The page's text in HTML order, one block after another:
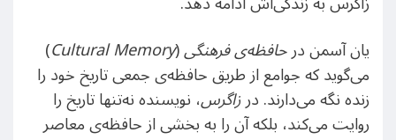
یان آسمن درحافظه‌ی فرهنگی(
Cultural Memory
)
می‌گوید که جوامع از طریق حافظه‌ی جمعی تاریخ خود را
زنده نگه می‌دارند. درزاگرس، نویسنده نه‌تنها تاریخ را
روایت می‌کند، بلکه آن را به بخشی از حافظه‌ی معاصر